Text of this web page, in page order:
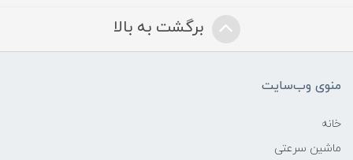
برگشت به بالا
منوی وب‌سایت
خانه
ماشین سرعتی